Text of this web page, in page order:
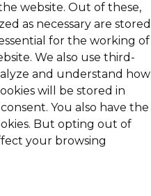
website. Out of these,
as necessary are stored
for the working of
We also use third-
and understand how
will be stored in
You also have the
But opting out of
your browsing